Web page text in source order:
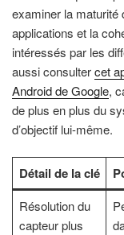
examiner la maturité
applications et la
intéressés par les
aussi consultercet
Android de Google,
de plus en plus du
d’objectif lui-même.
Détail de la clé
Résolution du
capteur plus